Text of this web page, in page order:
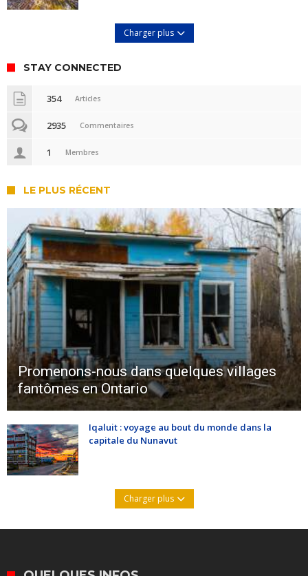
Charger plus
STAY CONNECTED
354 Articles
2935 Commentaires
1 Membres
LE PLUS RÉCENT
Promenons-nous dans quelques villages
fantômes en Ontario
Iqaluit : voyage au bout du monde dans la
capitale du Nunavut
Charger plus